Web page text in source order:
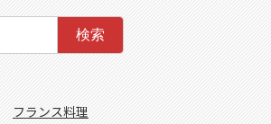
検索
フランス料理